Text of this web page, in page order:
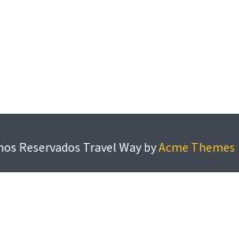
Reservados Travel Way byAcme Themes